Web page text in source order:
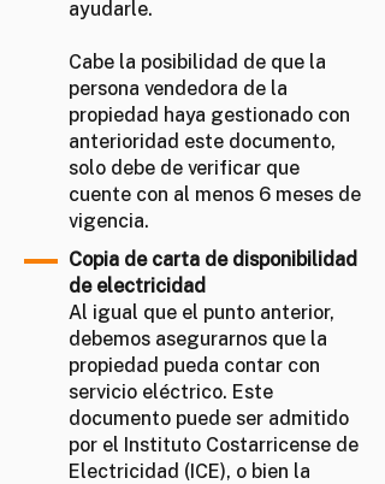
ayudarle.
Cabe la posibilidad de que la
persona vendedora de la
propiedad haya gestionado con
anterioridad este documento,
solo debe de verificar que
cuente con al menos 6 meses de
vigencia.
Copia de carta de disponibilidad
de electricidad
Al igual que el punto anterior,
debemos asegurarnos que la
propiedad pueda contar con
servicio eléctrico. Este
documento puede ser admitido
por el Instituto Costarricense de
Electricidad (ICE), o bien la